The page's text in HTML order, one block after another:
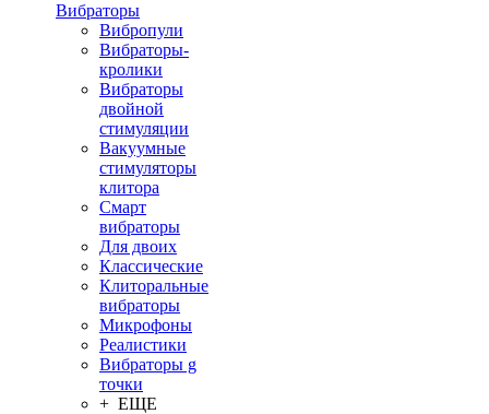
Вибраторы
Вибропули
Вибраторы-
кролики
Вибраторы
двойной
стимуляции
Вакуумные
стимуляторы
клитора
Смарт
вибраторы
Для двоих
Классические
Клиторальные
вибраторы
Микрофоны
Реалистики
Вибраторы g
точки
+ ЕЩЕ